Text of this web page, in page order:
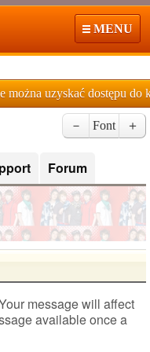
MENU
można uzyskać dostępu do
－ Font ＋
Forum
message will affect
available once a